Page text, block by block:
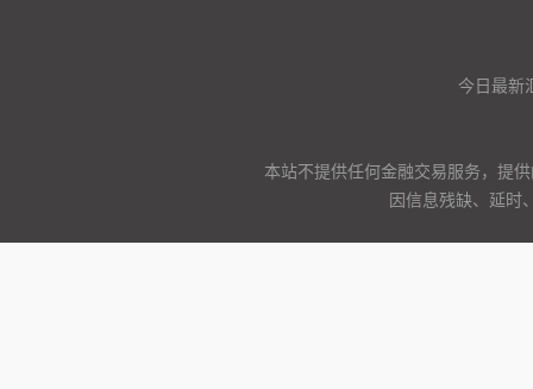
今日最新
本站不提供任何金融交易服务，提
因信息残缺、延时